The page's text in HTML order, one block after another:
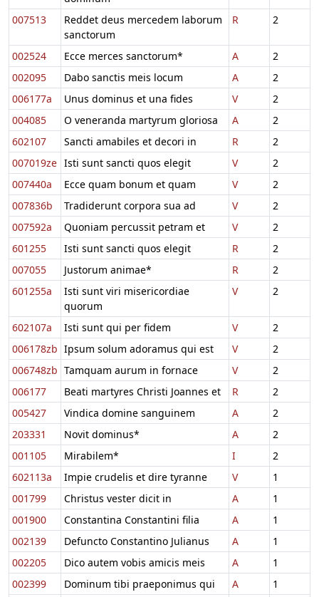
007513
Reddet deus mercedem laborum
sanctorum
R 2
002524 Ecce merces sanctorum* A
2
002095
Dabo sanctis meis locum A
2
006177a
Unus dominus et una fides V
2
004085
O veneranda martyrum gloriosa A
2
602107
Sancti amabiles et decori in R
2
007019ze Isti sunt sancti quos elegit V
2
007440a
Ecce quam bonum et quam V
2
007836b
Tradiderunt corpora sua ad V
2
007592a
Quoniam percussit petram et V
2
601255
Isti sunt sancti quos elegit R
2
007055
Justorum animae* R
2
601255a
Isti sunt viri misericordiae
quorum
V 2
602107a Isti sunt qui per fidem V
2
006178zb Ipsum solum adoramus qui est V
2
006748zb Tamquam aurum in fornace V
2
006177
Beati martyres Christi Joannes et R
2
005427
Vindica domine sanguinem A
2
203331
Novit dominus* A
2
001105
Mirabilem* I
2
602113a
Impie crudelis et dire tyranne V
1
001799
Christus vester dicit in A
1
001900
Constantina Constantini filia A
1
002139
Defuncto Constantino Julianus A
1
002205
Dico autem vobis amicis meis A
1
002399
Dominum tibi praeponimus qui A
1